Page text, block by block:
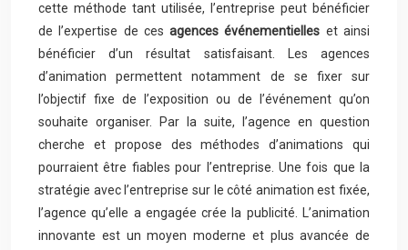
cette méthode tant utilisée, l’entreprise peut bénéficier
de l’expertise de cesagences événementielles et ainsi
bénéficier d’un résultat satisfaisant. Les agences
d’animation permettent notamment de se fixer sur
l’objectif fixe de l’exposition ou de l’événement qu’on
souhaite organiser. Par la suite, l’agence en question
cherche et propose des méthodes d’animations qui
pourraient être fiables pour l’entreprise. Une fois que la
stratégie avec l’entreprise sur le côté animation est fixée,
l’agence qu’elle a engagée crée la publicité. L’animation
innovante est un moyen moderne et plus avancée de